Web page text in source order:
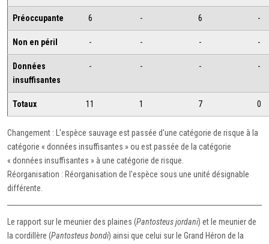
Préoccupante 6 - 6 -
Non en péril - - - -
Données
insuffisantes
- - - -
Totaux 11 1 7 0
Changement : L'espèce sauvage est passée d'une catégorie de risque à la
catégorie « données insuffisantes » ou est passée de la catégorie
« données insuffisantes » à une catégorie de risque.
Réorganisation : Réorganisation de l'espèce sous une unité désignable
différente.
Le rapport sur le meunier des plaines (Pantosteus jordani) et le meunier de
la cordillère (Pantosteus bondi) ainsi que celui sur le Grand Héron de la